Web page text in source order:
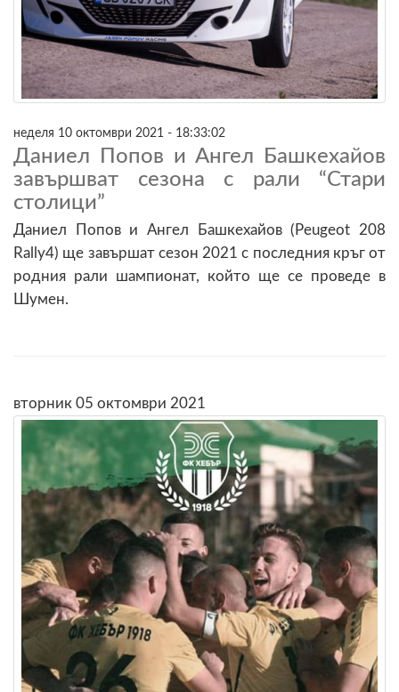
неделя 10 октомври 2021 - 18:33:02
Даниел Попов и Ангел Башкехайов
завършват сезона с рали “Стари
столици”
Даниел Попов и Ангел Башкехайов (Peugeot 208
Rally4) ще завършат сезон 2021 с последния кръг от
родния рали шампионат, който ще се проведе в
Шумен.
вторник 05 октомври 2021